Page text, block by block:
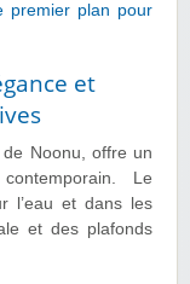
premier plan pour
et
de Noonu, offre un
Le
l’eau et dans les
et des plafonds